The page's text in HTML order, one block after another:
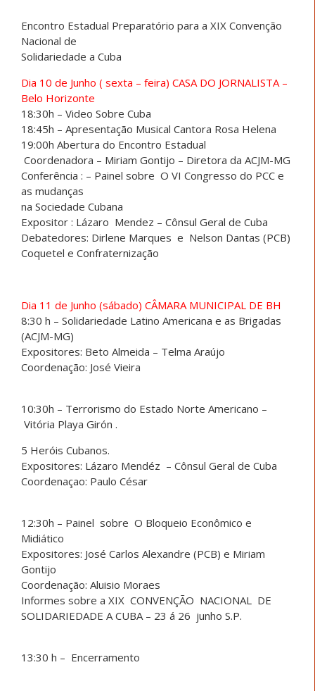
Encontro Estadual Preparatório para a XIX Convenção
Nacional de
Solidariedade a Cuba
Dia 10 de Junho ( sexta – feira) CASA DO JORNALISTA –
Belo Horizonte
18:30h – Video Sobre Cuba
18:45h – Apresentação Musical Cantora Rosa Helena
19:00h Abertura do Encontro Estadual
Coordenadora – Miriam Gontijo – Diretora da ACJM-MG
Conferência : – Painel sobre O VI Congresso do PCC e
as mudanças
na Sociedade Cubana
Expositor : Lázaro Mendez – Cônsul Geral de Cuba
Debatedores: Dirlene Marques e Nelson Dantas (PCB)
Coquetel e Confraternização
Dia 11 de Junho (sábado) CÂMARA MUNICIPAL DE BH
8:30 h – Solidariedade Latino Americana e as Brigadas
(ACJM-MG)
Expositores: Beto Almeida – Telma Araújo
Coordenação: José Vieira
10:30h – Terrorismo do Estado Norte Americano –
Vitória Playa Girón .
5 Heróis Cubanos.
Expositores: Lázaro Mendéz – Cônsul Geral de Cuba
Coordenaçao: Paulo César
12:30h – Painel sobre O Bloqueio Econômico e
Midiático
Expositores: José Carlos Alexandre (PCB) e Miriam
Gontijo
Coordenação: Aluisio Moraes
Informes sobre a XIX CONVENÇÃO NACIONAL DE
SOLIDARIEDADE A CUBA – 23 á 26 junho S.P.
13:30 h – Encerramento